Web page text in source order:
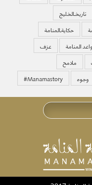
تاريخـالخليج
حكايةـالمنامة
المنامة
عزف
ملامح
وجوه ‏#manamastory